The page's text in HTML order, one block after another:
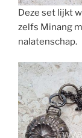
Deze set lijkt
zelfs Minang
nalatenschap.